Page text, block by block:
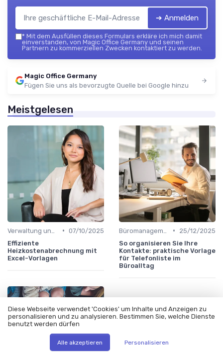
➔ Anmelden
* Mit dem Ausfüllen dieses Formulars erkläre ich mich damit
einverstanden, von Magic Office Germany und seinen
Partnern zu kommerziellen Zwecken kontaktiert zu werden.
Magic Office Germany
Fügen Sie uns als bevorzugte Quelle bei Google hinzu
Meistgelesen
• 07/10/2025
Effiziente
Heizkostenabrechnung mit
Excel-Vorlagen
•
25/12/2025
So organisieren Sie Ihre
Kontakte: praktische Vorlage
für Telefonliste im
Büroalltag
Diese Webseite verwendet 'Cookies' um Inhalte und Anzeigen zu
personalisieren und zu analysieren. Bestimmen Sie, welche Dienste
benutzt werden dürfen
Alle akzeptieren Personalisieren